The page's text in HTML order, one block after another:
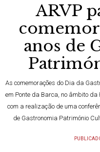
ARVP
anos de
As comemorações do Dia da
em Ponte da Barca, no âmbito da
com a realização de uma
de Gastronomia Património